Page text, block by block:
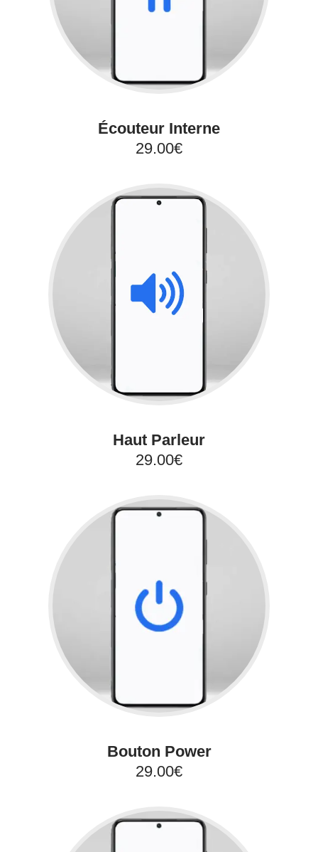
Écouteur Interne
29.00€
Haut Parleur
29.00€
Bouton Power
29.00€